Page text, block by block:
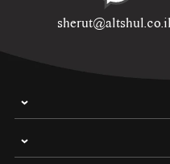
sherut@altshul.co.il